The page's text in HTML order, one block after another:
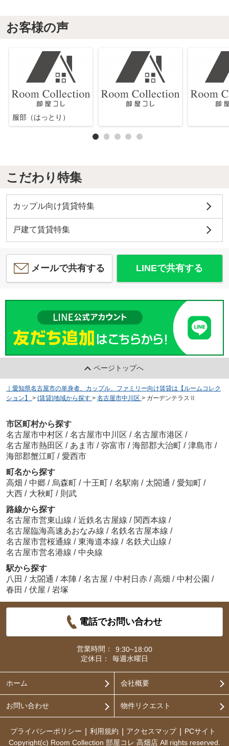
お客様の声
服部（はっとり）
こだわり特集
カップル向け賃貸特集
戸建て賃貸特集
メールで共有する LINEで共有する
ページトップへ
｜愛知県名古屋市の単身者、カップル、ファミリー向け賃貸は【ルームコレク
ション】
> (賃貸)地域から探す > 名古屋市中川区 > ガーデンテラスⅡ
市区町村から探す
名古屋市中村区 / 名古屋市中川区 / 名古屋市港区 /
名古屋市熱田区 / あま市 / 弥富市 / 海部郡大治町 / 津島市 /
海部郡蟹江町 / 愛西市
町名から探す
高畑 / 中郷 / 烏森町 / 十王町 / 名駅南 / 太閤通 / 愛知町 /
大西 / 大秋町 / 則武
路線から探す
名古屋市営東山線 / 近鉄名古屋線 / 関西本線 /
名古屋臨海高速あおなみ線 / 名鉄名古屋本線 /
名古屋市営桜通線 / 東海道本線 / 名鉄犬山線 /
名古屋市営名港線 / 中央線
駅から探す
八田 / 太閤通 / 本陣 / 名古屋 / 中村日赤 / 高畑 / 中村公園 /
春田 / 伏屋 / 岩塚
電話でお問い合わせ
営業時間：
9:30~18:00
定休日：
毎週水曜日
ホーム 会社概要
お問い合わせ 物件リクエスト
プライバシーポリシー 利用規約 アクセスマップ
PCサイト
Copyright(c) Room Collection 部屋コレ 高畑店 All rights reserved.